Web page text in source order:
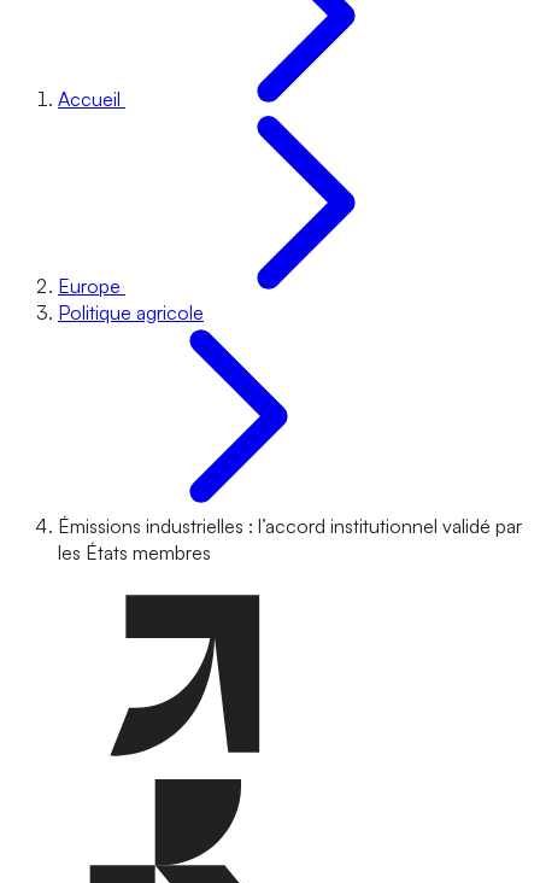
Accueil
Europe
Politique agricole
Émissions industrielles : l’accord institutionnel validé par
les États membres